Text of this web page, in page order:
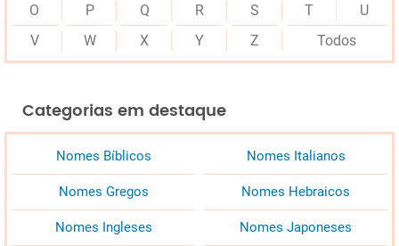
O
P Q R S T
U
V
W X Y Z Todos
Categorias em destaque
Nomes Bíblicos Nomes Italianos
Nomes Gregos Nomes Hebraicos
Nomes Ingleses Nomes Japoneses